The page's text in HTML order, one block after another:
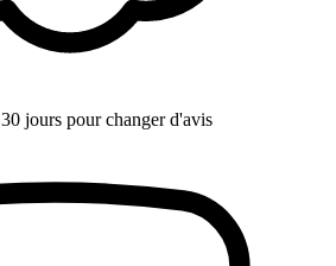
30 jours pour changer d'avis